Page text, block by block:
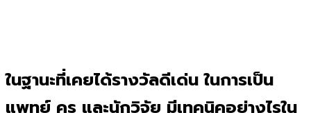
ในฐานะที่เคยได้รางวัลดีเด่น ในการเป็น
แพทย์ ครู และนักวิจัย มีเทคนิคอย่างไรใน